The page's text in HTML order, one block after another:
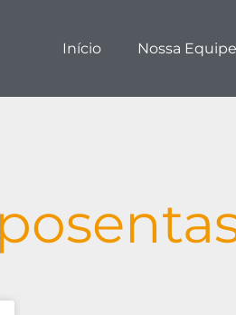
Início Nossa Equipe